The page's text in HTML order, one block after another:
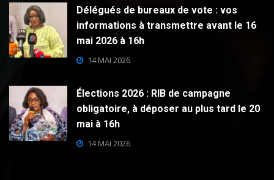
Délégués de bureaux de vote : vos
informations à transmettre avant le 16
mai 2026 à 16h
14 MAI 2026
Élections 2026 : RIB de campagne
obligatoire, à déposer au plus tard le 20
mai à 16h
14 MAI 2026